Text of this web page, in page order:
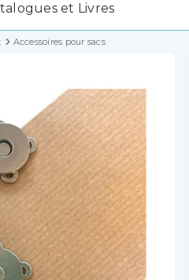
et Livres
Accessoires pour sacs